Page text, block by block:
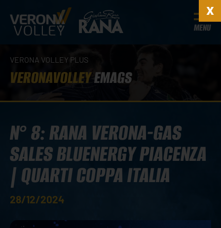
MENU
VERONA VOLLEY PLUS
VERONAVOLLEYEMAGS
N° 8: RANA VERONA-GAS
SALES BLUENERGY PIACENZA
| QUARTI COPPA ITALIA
28/12/2024